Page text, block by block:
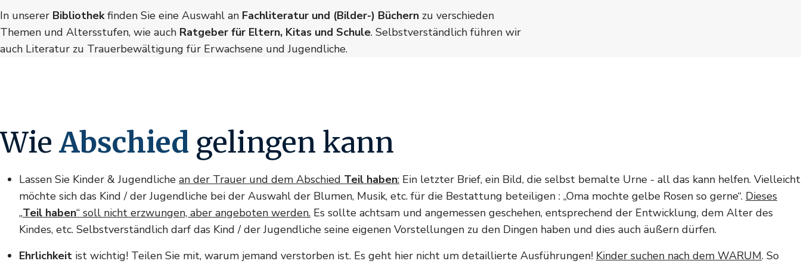
In unserer Bibliothekfinden Sie eine Auswahl an Fachliteratur und (Bilder-) Büchern zu verschieden
Themen und Altersstufen, wie auch Ratgeber für Eltern, Kitas und Schule. Selbstverständlich führen wir
auch Literatur zu Trauerbewältigung für Erwachsene und Jugendliche.
Wie Abschied gelingen kann
Lassen Sie Kinder & Jugendliche an der Trauer und dem Abschied Teil haben: Ein letzter Brief, ein Bild, die selbst bemalte Urne - all das kann helfen. Vielleicht
möchte sich das Kind / der Jugendliche bei der Auswahl der Blumen, Musik, etc. für die Bestattung beteiligen : „Oma mochte gelbe Rosen so gerne“. Dieses
„Teil haben“ soll nicht erzwungen, aber angeboten werden. Es sollte achtsam und angemessen geschehen, entsprechend der Entwicklung, dem Alter des
Kindes, etc. Selbstverständlich darf das Kind / der Jugendliche seine eigenen Vorstellungen zu den Dingen haben und dies auch äußern dürfen.
Ehrlichkeit ist wichtig! Teilen Sie mit, warum jemand verstorben ist. Es geht hier nicht um detaillierte Ausführungen! Kinder suchen nach dem WARUM. So